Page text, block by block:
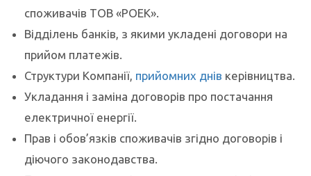
споживачів ТОВ «РОЕК».
Відділень банків, з якими укладені договори на
прийом платежів.
Структури Компанії, прийомних днів керівництва.
Укладання і заміна договорів про постачання
електричної енергії.
Прав і обов’язків споживачів згідно договорів і
діючого законодавства.